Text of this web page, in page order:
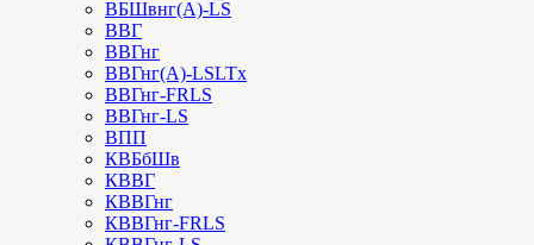
ВБШвнг(А)-LS
ВВГ
ВВГнг
ВВГнг(А)-LSLTx
ВВГнг-FRLS
ВВГнг-LS
ВПП
КВБбШв
КВВГ
КВВГнг
КВВГнг-FRLS